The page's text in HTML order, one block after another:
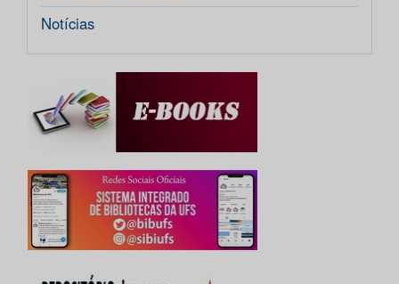
Notícias